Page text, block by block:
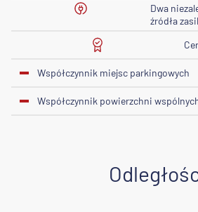
Dwa
źródła
Współczynnik miejsc parkingowych
Współczynnik powierzchni